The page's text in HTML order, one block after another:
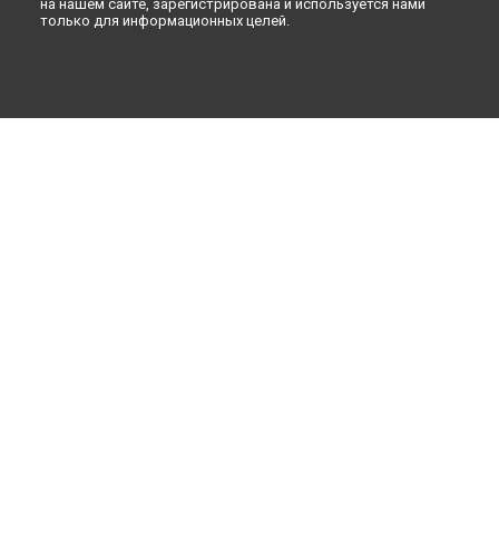
на нашем сайте, зарегистрирована и используется нами
только для информационных целей.